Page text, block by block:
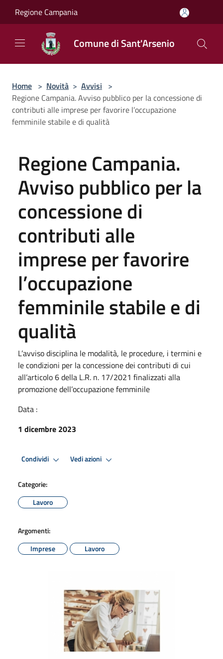
Regione Campania
Comune di Sant'Arsenio
Home > Novità > Avvisi >
Regione Campania. Avviso pubblico per la concessione di
contributi alle imprese per favorire l’occupazione
femminile stabile e di qualità
Regione Campania.
Avviso pubblico per la
concessione di
contributi alle
imprese per favorire
l’occupazione
femminile stabile e di
qualità
L’avviso disciplina le modalità, le procedure, i termini e
le condizioni per la concessione dei contributi di cui
all’articolo 6 della L.R. n. 17/2021 finalizzati alla
promozione dell’occupazione femminile
Data :
1 dicembre 2023
Condividi Vedi azioni
Categorie:
Lavoro
Argomenti:
Imprese
Lavoro